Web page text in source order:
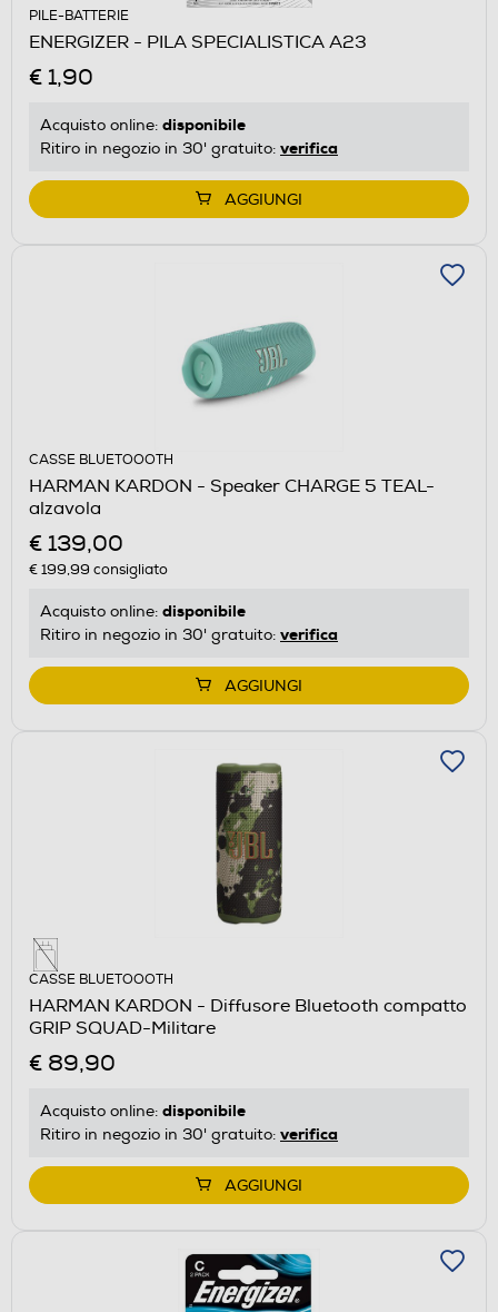
PILE-BATTERIE
ENERGIZER - PILA SPECIALISTICA A23
€ 1,90
Acquisto online: disponibile
Ritiro in negozio in 30' gratuito: verifica
AGGIUNGI
CASSE BLUETOOOTH
HARMAN KARDON - Speaker CHARGE 5 TEAL-
alzavola
€ 139,00
€ 199,99 consigliato
Acquisto online: disponibile
Ritiro in negozio in 30' gratuito: verifica
AGGIUNGI
CASSE BLUETOOOTH
HARMAN KARDON - Diffusore Bluetooth compatto
GRIP SQUAD-Militare
€ 89,90
Acquisto online: disponibile
Ritiro in negozio in 30' gratuito: verifica
AGGIUNGI